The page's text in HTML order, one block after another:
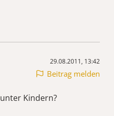
29.08.2011, 13:42
Beitrag melden
Kindern?